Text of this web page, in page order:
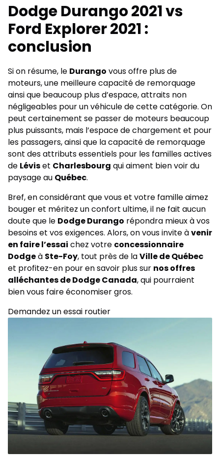
Dodge Durango 2021 vs
Ford Explorer 2021 :
conclusion
Si on résume, le Durango vous offre plus de
moteurs, une meilleure capacité de remorquage
ainsi que beaucoup plus d’espace, attraits non
négligeables pour un véhicule de cette catégorie. On
peut certainement se passer de moteurs beaucoup
plus puissants, mais l’espace de chargement et pour
les passagers, ainsi que la capacité de remorquage
sont des attributs essentiels pour les familles actives
de Léviset Charlesbourg qui aiment bien voir du
paysage au Québec.
Bref, en considérant que vous et votre famille aimez
bouger et méritez un confort ultime, il ne fait aucun
doute que le Dodge Durango répondra mieux à vos
besoins et vos exigences. Alors, on vous invite àvenir
en faire l’essai chez votre concessionnaire
Dodgeà Ste-Foy, tout près de laVille de Québec
et profitez-en pour en savoir plus sur nos offres
alléchantes de Dodge Canada, qui pourraient
bien vous faire économiser gros.
Demandez un essai routier